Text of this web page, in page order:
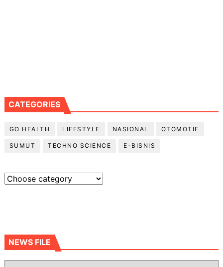
CATEGORIES
GO HEALTH LIFESTYLE NASIONAL OTOMOTIF
SUMUT TECHNO SCIENCE E-BISNIS
NEWS FILE